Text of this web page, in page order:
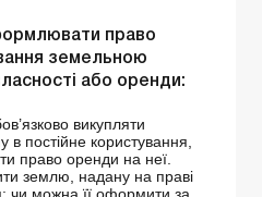
право
земельною
або оренди:
викупляти
в постійне користування,
право оренди на неї.
землю, надану на праві